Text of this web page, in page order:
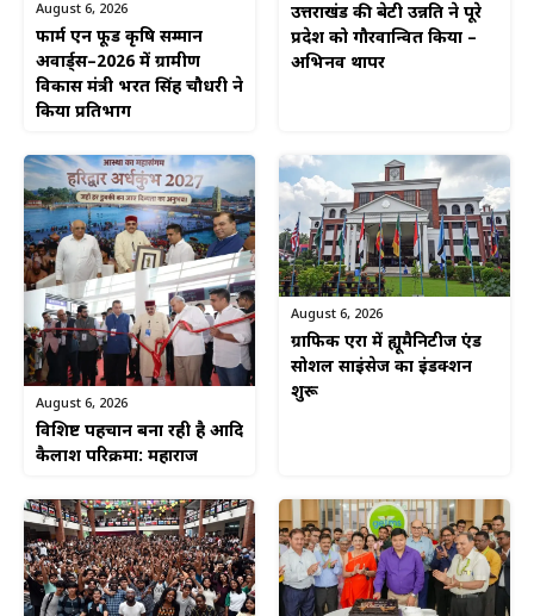
August 6, 2026
फार्म एन फूड कृषि सम्मान
अवार्ड्स–2026 में ग्रामीण
विकास मंत्री भरत सिंह चौधरी ने
किया प्रतिभाग
उत्तराखंड की बेटी उन्नति ने पूरे
प्रदेश को गौरवान्वित किया –
अभिनव थापर
August 6, 2026
विशिष्ट पहचान बना रही है आदि
कैलाश परिक्रमा: महाराज
August 6, 2026
ग्राफिक एरा में ह्यूमैनिटीज एंड
सोशल साइंसेज का इंडक्शन
शुरू